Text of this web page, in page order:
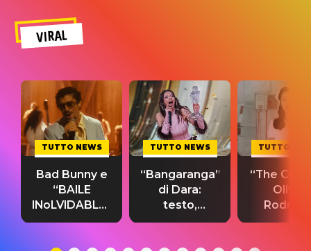
VIRAL
TUTTO NEWS
Bad Bunny e
“BAILE
INoLVIDABLE”:
testo,
TUTTO NEWS
“Bangaranga”
di Dara:
testo,
traduzione e
TUTTO
“The
Olivia
testo,